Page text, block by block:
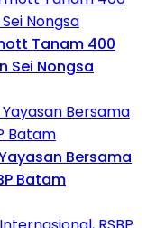
Tanam 400
Sei Nongsa
Bersama
Batam